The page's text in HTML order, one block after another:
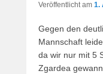
Veröffentlicht am 1.
Gegen den
Mannschaft
da wir nur mit 5
Zgardea